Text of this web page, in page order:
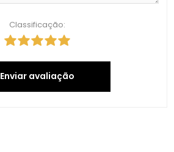
Classificação:
Enviar avaliação